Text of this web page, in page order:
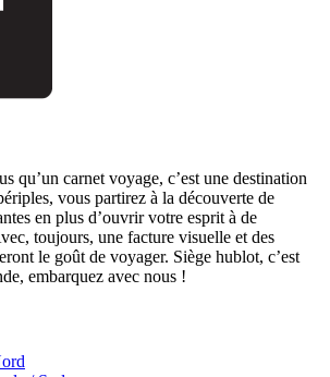
qu’un carnet voyage, c’est une destination
vous partirez à la découverte de
en plus d’ouvrir votre esprit à de
toujours, une facture visuelle et des
le goût de voyager. Siège hublot, c’est
embarquez avec nous !